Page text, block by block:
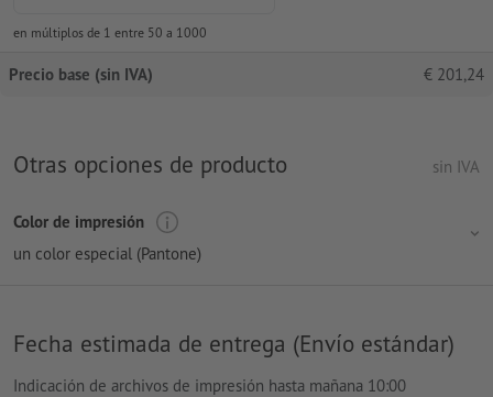
en múltiplos de 1 entre 50 a 1000
Precio base (sin IVA) € 201,24
Otras opciones de producto sin IVA
Color de impresión
un color especial (Pantone)
Fecha estimada de entrega (Envío estándar)
Indicación de archivos de impresión hasta mañana 10:00